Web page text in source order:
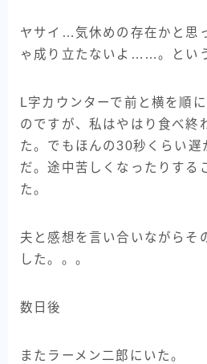
ヤサイ…気休めの存在かと思
ゃ成り立たないよ……。とい
L字カウンターで前と横を順
のですが、私はやはり食べ終
た。でもほんの30秒くらい遅
だ。途中苦しくなったりする
た。
夫と感想を言い合いながらそ
した。。。
数日後
またラーメン二郎にいた。